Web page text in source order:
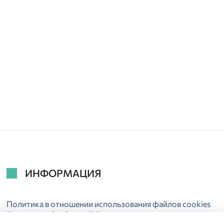
ИНФОРМАЦИЯ
Политика в отношении использования файлов cookies
Политика обработки ПДн